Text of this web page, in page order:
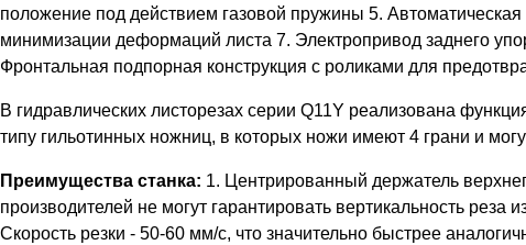
положение под действием газовой пружины 5.
минимизации деформаций листа 7. Электропривод заднего
Фронтальная подпорная конструкция с роликами для
В гидравлических листорезах серии Q11Y реализована
типу гильотинных ножниц, в которых ножи имеют 4 грани и
Преимущества станка: 1. Центрированный держатель
производителей не могут гарантировать вертикальность реза
Скорость резки - 50-60 мм/с, что значительно быстрее